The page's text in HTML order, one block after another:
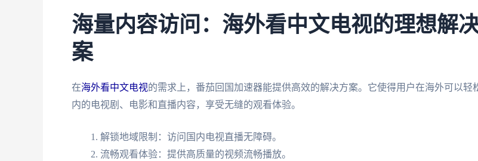
海量内容访问：海外看中文电视的理想解
案
在海外看中文电视的需求上，番茄回国加速器能提供高效的解决方案。它使得用户在海外可以轻
内的电视剧、电影和直播内容，享受无缝的观看体验。
解锁地域限制：访问国内电视直播无障碍。
流畅观看体验：提供高质量的视频流畅播放。